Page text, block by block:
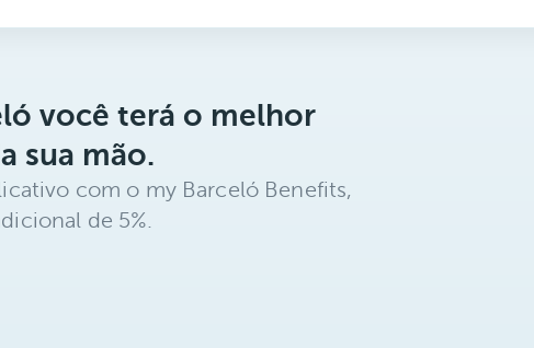
você terá o melhor
sua mão.
com o my Barceló Benefits,
de 5%.